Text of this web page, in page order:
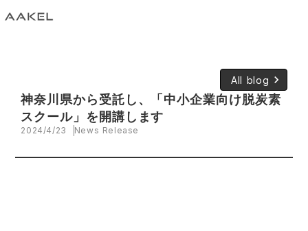
All blog keyboard_arrow_right
神奈川県から受託し、「中小企業向け脱炭素
スクール」を開講します
2024/4/23 News Release